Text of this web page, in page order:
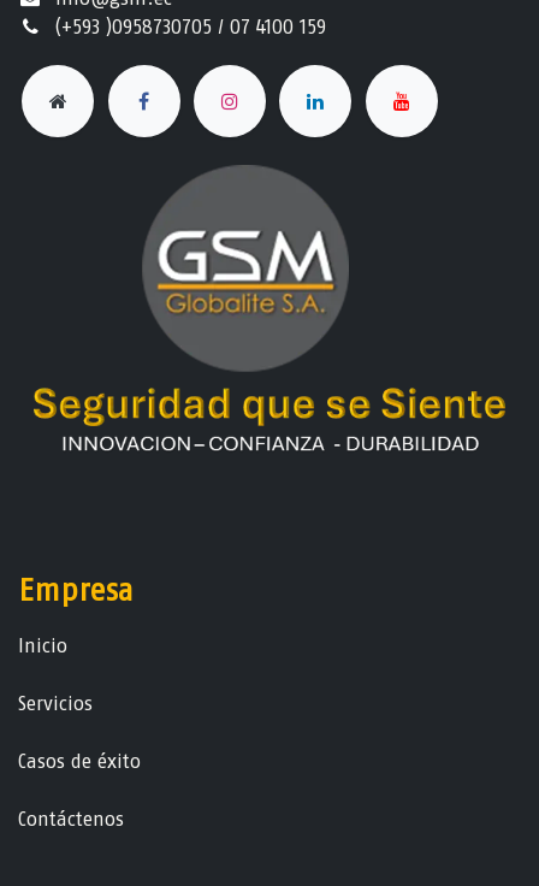
(+593 )0958730705 / 07 4100 159
Empresa
Ini​ci​o
Servicios
Casos de éxito
Contáctenos